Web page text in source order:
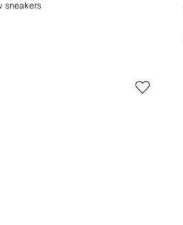
sneakers